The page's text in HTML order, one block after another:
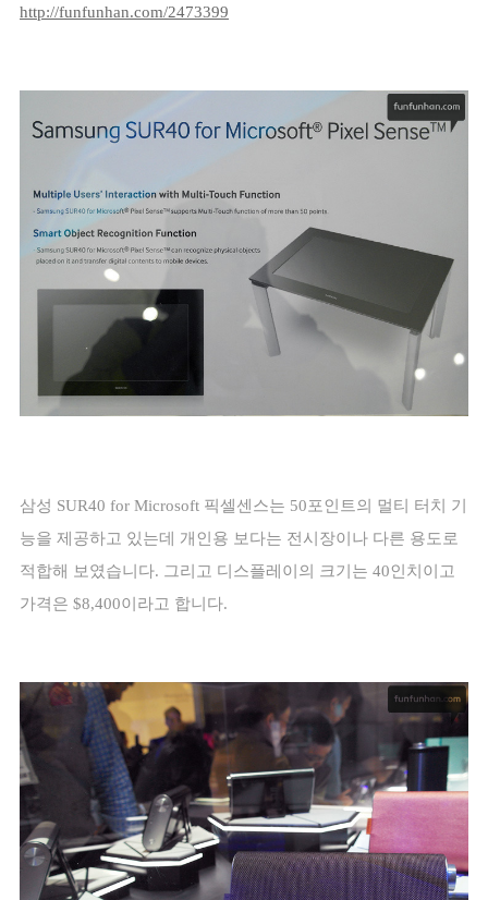
http://funfunhan.com/2473399
삼성 SUR40 for Microsoft 픽셀센스는 50포인트의 멀티 터치 기
능을 제공하고 있는데 개인용 보다는 전시장이나 다른 용도로
적합해 보였습니다. 그리고 디스플레이의 크기는 40인치이고
가격은 $8,400이라고 합니다.